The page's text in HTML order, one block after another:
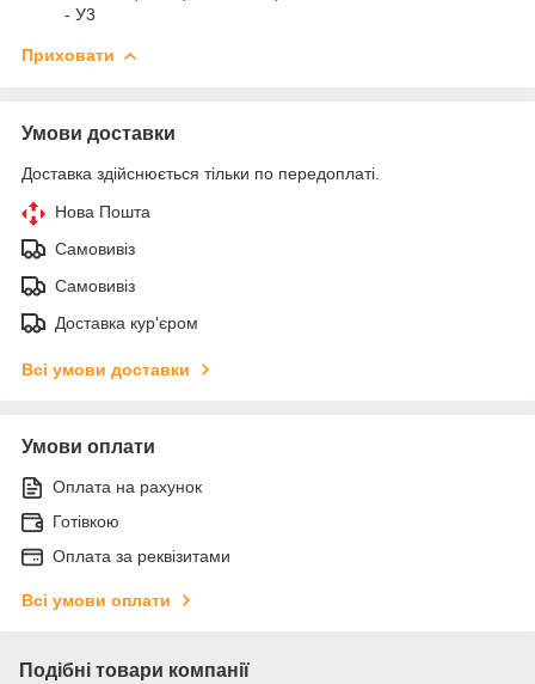
- У3
Приховати
Умови доставки
Доставка здійснюється тільки по передоплаті.
Нова Пошта
Самовивіз
Самовивіз
Доставка кур'єром
Всі умови доставки
Умови оплати
Оплата на рахунок
Готівкою
Оплата за реквізитами
Всі умови оплати
Подібні товари компанії